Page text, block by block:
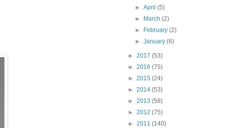
►April(5)
►
March(2)
►
February(2)
►January(6)
► 2017 (53)
► 2016 (75)
► 2015 (24)
► 2014 (53)
► 2013 (58)
► 2012 (75)
► 2011 (140)